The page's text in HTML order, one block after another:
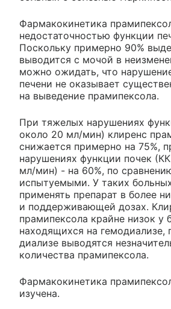
Фармакокинетика
недостаточностью функции
Поскольку примерно 90%
выводится с мочой в
можно ожидать, что
печени не оказывает
на выведение прамипексола.
При тяжелых нарушениях
около 20 мл/мин) клиренс
снижается примерно на 75%,
нарушениях функции почек
мл/мин) - на 60%, по
испытуемыми. У таких
применять препарат в более
и поддерживающей дозах.
прамипексола крайне низок у
находящихся на гемодиализе,
диализе выводятся
количества прамипексола.
Фармакокинетика
изучена.